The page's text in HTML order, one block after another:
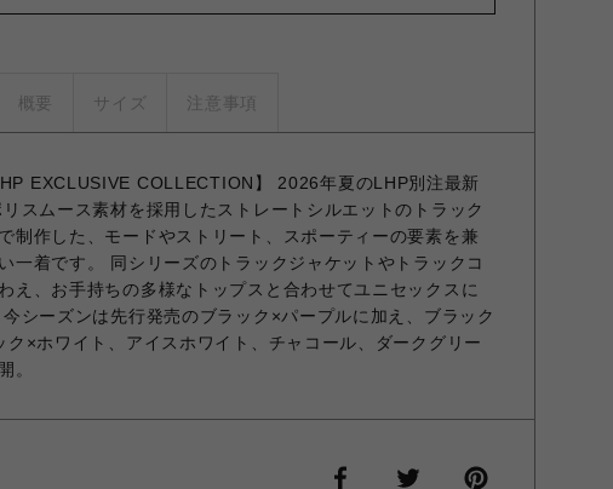
概要 サイズ 注意事項
EXCLUSIVE COLLECTION】 2026年夏のLHP別注最新
スムース素材を採用したストレートシルエットのトラック
制作した、モードやストリート、スポーティーの要素を兼
一着です。 同シリーズのトラックジャケットやトラックコ
え、お手持ちの多様なトップスと合わせてユニセックスに
シーズンは先行発売のブラック×パープルに加え、ブラック
ク×ホワイト、アイスホワイト、チャコール、ダークグリー
。